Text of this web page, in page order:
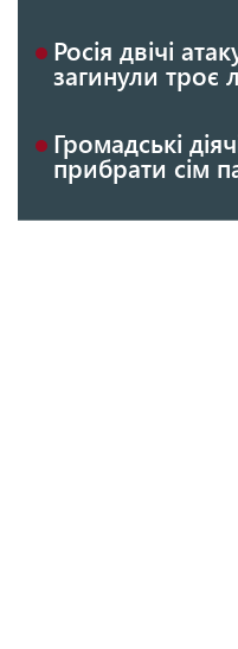
Росія двічі
загинули троє
Громадські
прибрати сім